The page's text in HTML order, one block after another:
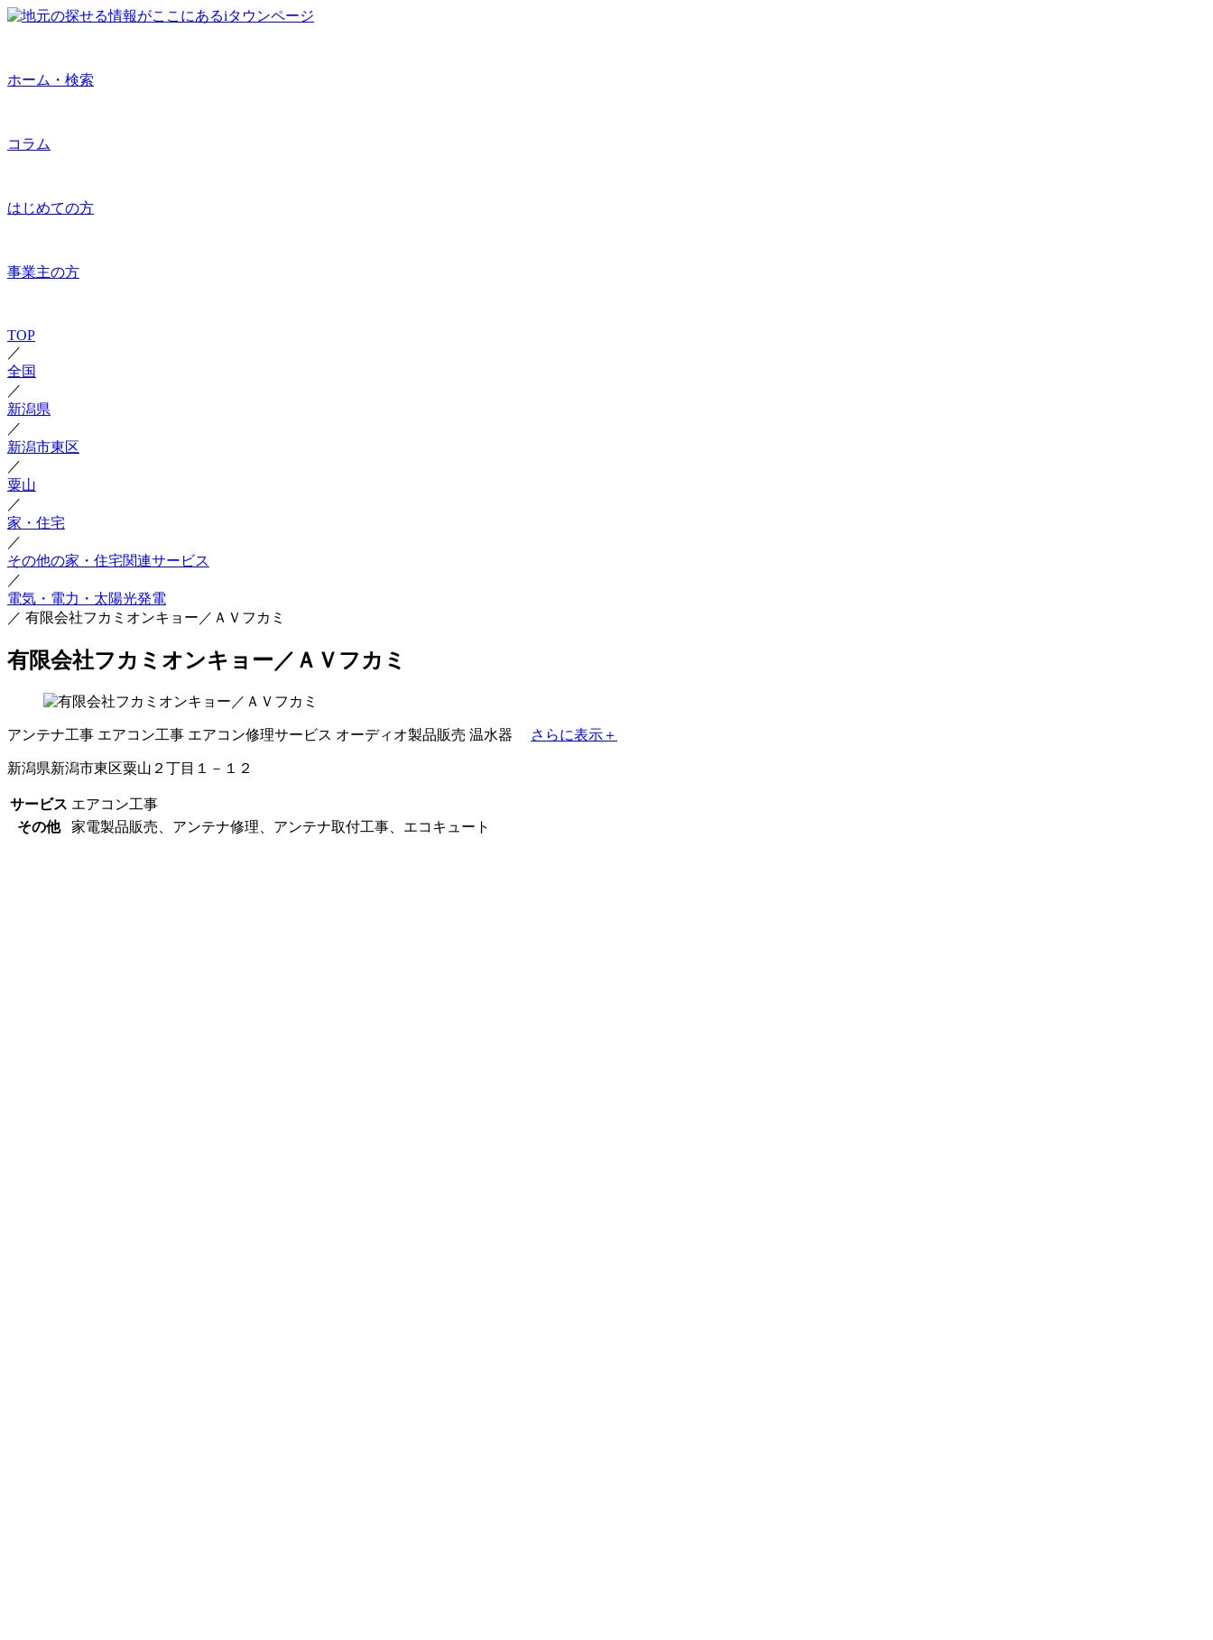
ホーム・検索
コラム
はじめての方
事業主の方
TOP
／
全国
／
新潟県
／
新潟市東区
／
粟山
／
家・住宅
／
その他の家・住宅関連サービス
／
電気・電力・太陽光発電
／ 有限会社フカミオンキョー／ＡＶフカミ
有限会社フカミオンキョー／ＡＶフカミ
アンテナ工事 エアコン工事 エアコン修理サービス オーディオ製品販売 温水器 さらに表示＋
新潟県新潟市東区粟山２丁目１－１２
サービス エアコン工事
その他
家電製品販売、アンテナ修理、アンテナ取付工事、エコキュート